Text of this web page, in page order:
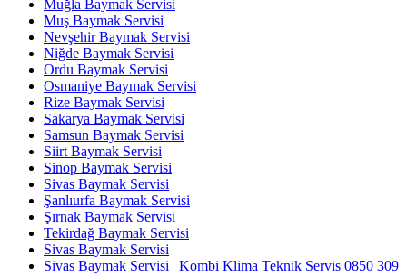
Muğla Baymak Servisi
Muş Baymak Servisi
Nevşehir Baymak Servisi
Niğde Baymak Servisi
Ordu Baymak Servisi
Osmaniye Baymak Servisi
Rize Baymak Servisi
Sakarya Baymak Servisi
Samsun Baymak Servisi
Siirt Baymak Servisi
Sinop Baymak Servisi
Sivas Baymak Servisi
Şanlıurfa Baymak Servisi
Şırnak Baymak Servisi
Tekirdağ Baymak Servisi
Sivas Baymak Servisi
Sivas Baymak Servisi | Kombi Klima Teknik Servis 0850 309